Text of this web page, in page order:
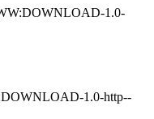
1.0-
1.0-http--